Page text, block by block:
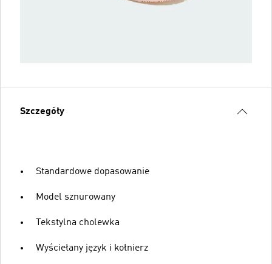
Szczegóły
Standardowe dopasowanie
Model sznurowany
Tekstylna cholewka
Wyściełany język i kołnierz